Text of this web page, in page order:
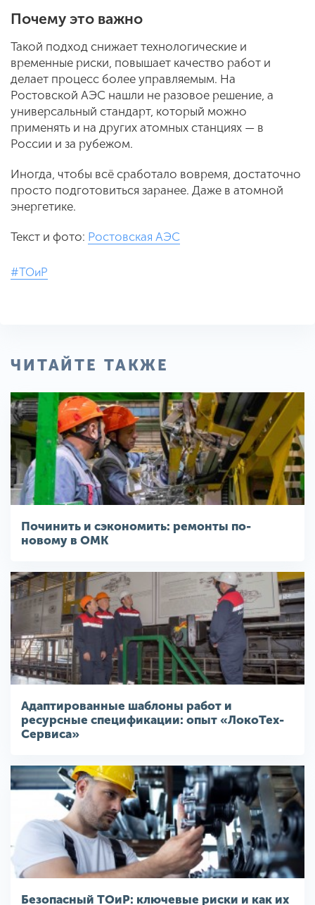
Почему это важно
Такой подход снижает технологические и
временные риски, повышает качество работ и
делает процесс более управляемым. На
Ростовской АЭС нашли не разовое решение, а
универсальный стандарт, который можно
применять и на других атомных станциях — в
России и за рубежом.
Иногда, чтобы всё сработало вовремя, достаточно
просто подготовиться заранее. Даже в атомной
энергетике.
Текст и фото: Ростовская АЭС
#ТОиР
ЧИТАЙТЕ ТАКЖЕ
Починить и сэкономить: ремонты по-
новому в ОМК
Адаптированные шаблоны работ и
ресурсные спецификации: опыт «ЛокоТех-
Сервиса»
Безопасный ТОиР: ключевые риски и как их